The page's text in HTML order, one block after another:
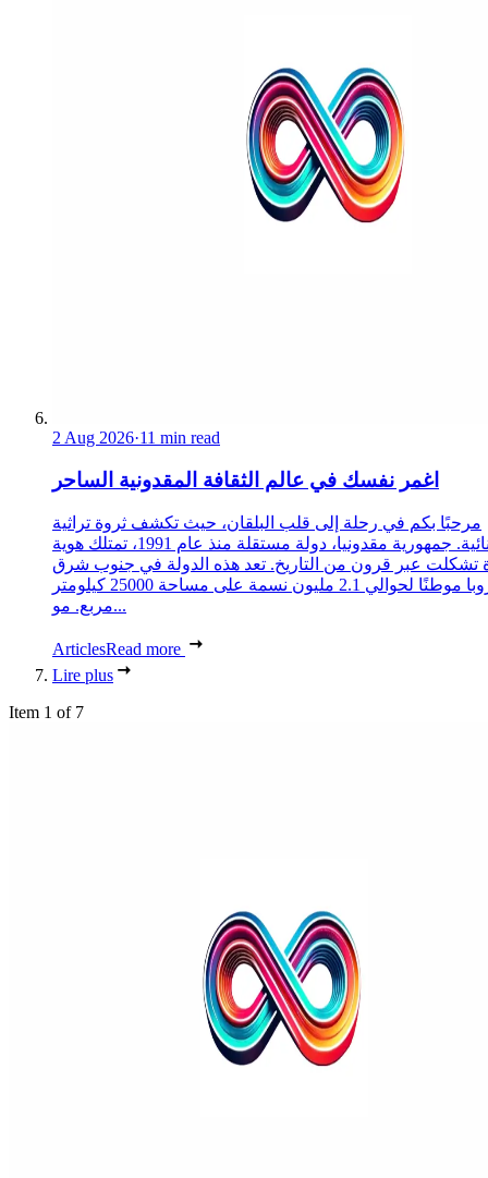
2 Aug 2026·11 min read
اغمر نفسك في عالم الثقافة المقدونية الساحر
مرحبًا بكم في رحلة إلى قلب البلقان، حيث تكشف ثروة تراثية
استثنائية. جمهورية مقدونيا، دولة مستقلة منذ عام 1991، تمتلك هوية
تشكلت عبر قرون من التاريخ. تعد هذه الدولة في جنوب شرق
أوروبا موطنًا لحوالي 2.1 مليون نسمة على مساحة 25000 كيلومتر
مربع. مو...
ArticlesRead more
Lire plus
Item 1 of 7